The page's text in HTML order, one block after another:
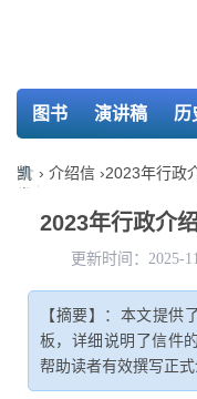
图书 演讲稿 历
个人简历 报告
主持词 述职报告
凯 › 介绍信 ›2023年行政
2023年行政介
更新时间：2025-
【摘要】：本文提供
板，详细说明了信件
帮助读者有效撰写正式